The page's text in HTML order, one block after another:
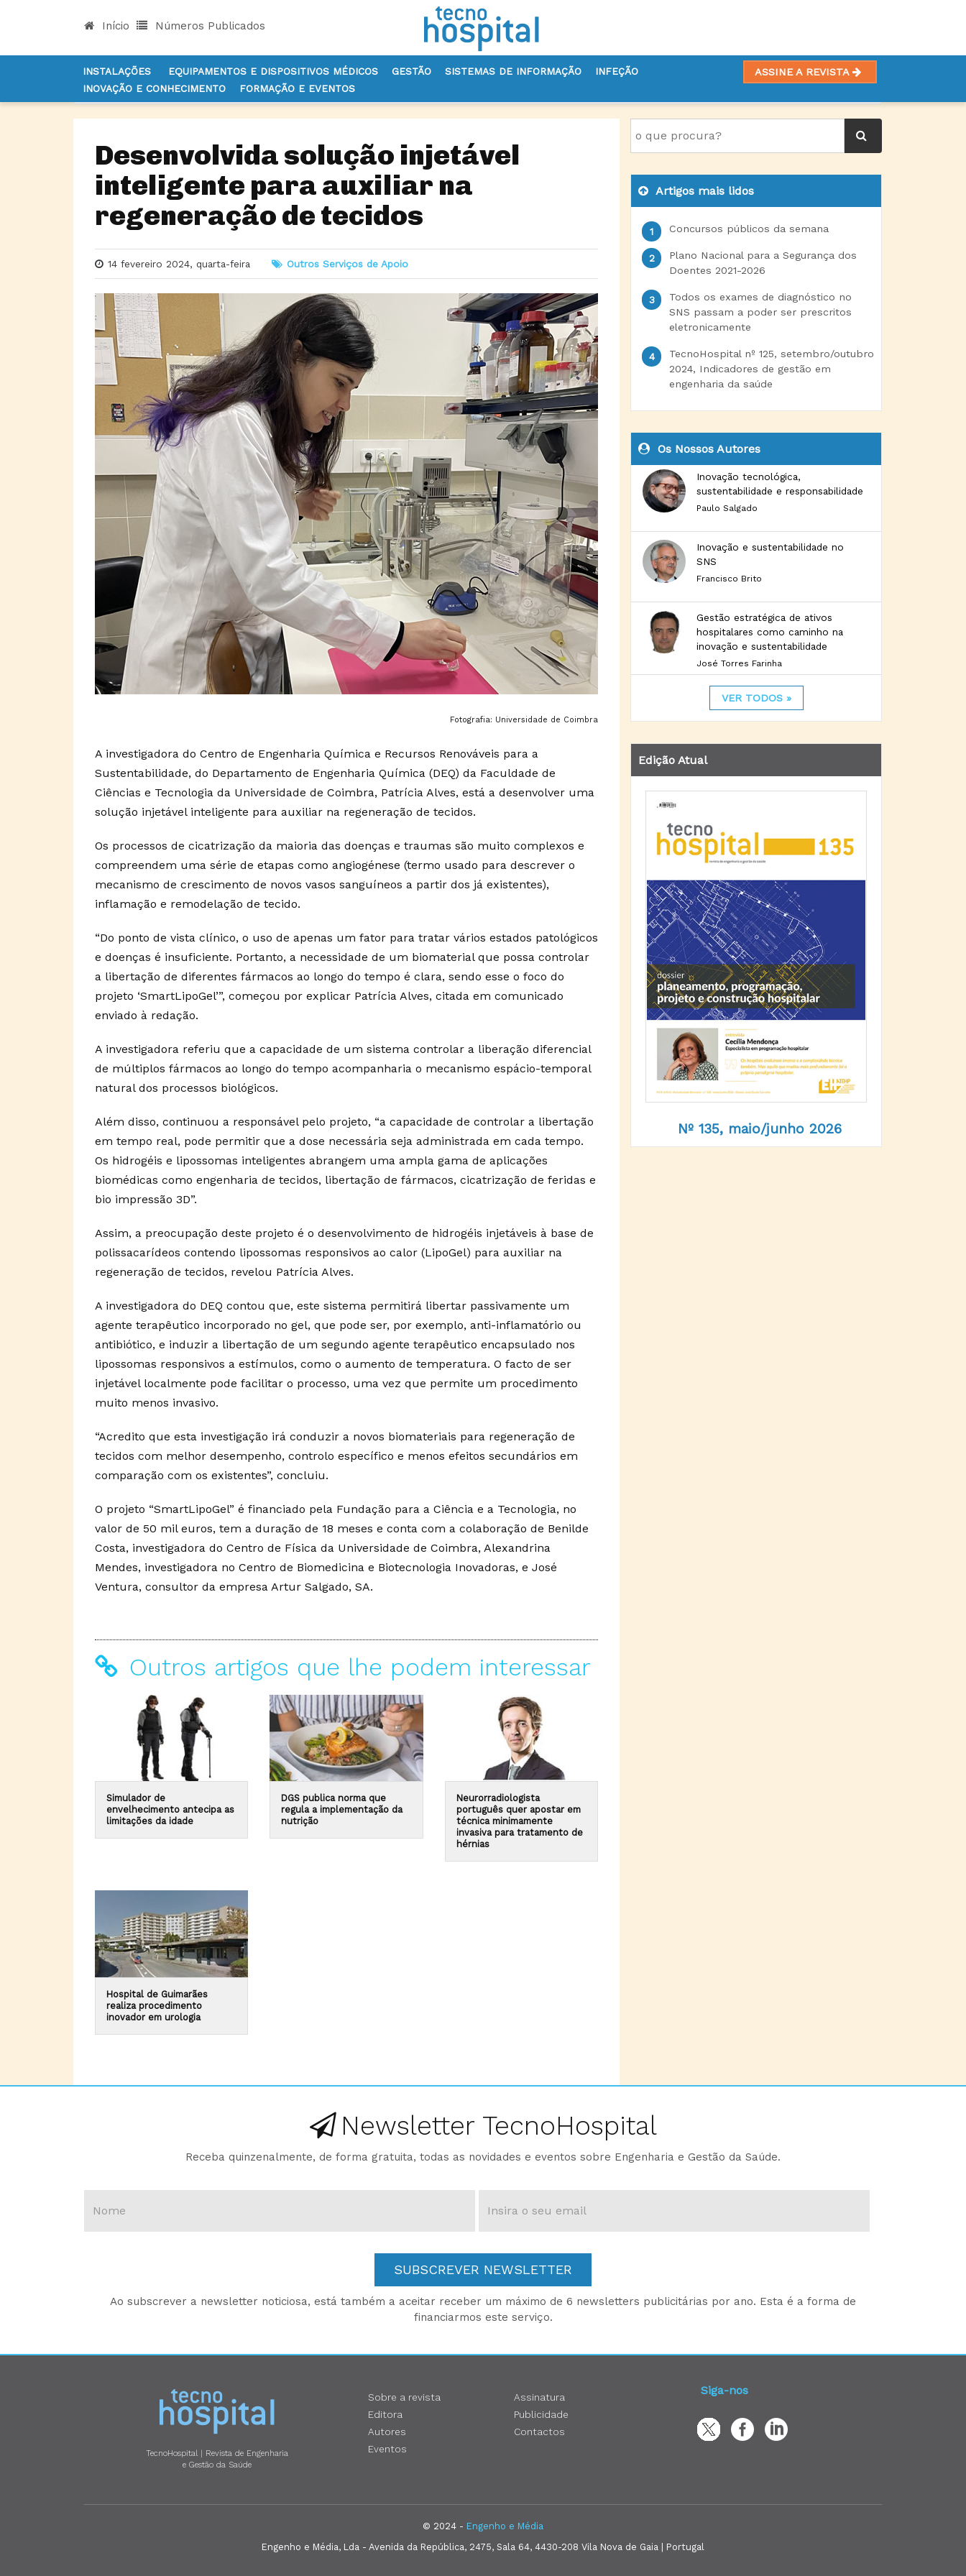
Início Números Publicados
INSTALAÇÕES EQUIPAMENTOS E DISPOSITIVOS MÉDICOS GESTÃO SISTEMAS DE INFORMAÇÃO
INFEÇÃO
INOVAÇÃO E CONHECIMENTO
FORMAÇÃO E EVENTOS
ASSINE A REVISTA
INÍCIO NOTÍCIAS OUTROS SERVIÇOS DE APOIO DESENVOLVIDA SOLUÇÃO INJETÁVEL INTELIGENTE PARA AUXILIAR NA REGENERAÇÃO DE TECIDOS
Desenvolvida solução injetável
inteligente para auxiliar na
regeneração de tecidos
14 fevereiro 2024, quarta-feira Outros Serviços de Apoio
Fotografia: Universidade de Coimbra
A investigadora do Centro de Engenharia Química e Recursos Renováveis para a
Sustentabilidade, do Departamento de Engenharia Química (DEQ) da Faculdade de
Ciências e Tecnologia da Universidade de Coimbra, Patrícia Alves, está a desenvolver uma
solução injetável inteligente para auxiliar na regeneração de tecidos.
Os processos de cicatrização da maioria das doenças e traumas são muito complexos e
compreendem uma série de etapas como angiogénese (termo usado para descrever o
mecanismo de crescimento de novos vasos sanguíneos a partir dos já existentes),
inflamação e remodelação de tecido.
“Do ponto de vista clínico, o uso de apenas um fator para tratar vários estados patológicos
e doenças é insuficiente. Portanto, a necessidade de um biomaterial que possa controlar
a libertação de diferentes fármacos ao longo do tempo é clara, sendo esse o foco do
projeto ‘SmartLipoGel’”, começou por explicar Patrícia Alves, citada em comunicado
enviado à redação.
A investigadora referiu que a capacidade de um sistema controlar a liberação diferencial
de múltiplos fármacos ao longo do tempo acompanharia o mecanismo espácio-temporal
natural dos processos biológicos.
Além disso, continuou a responsável pelo projeto, “a capacidade de controlar a libertação
em tempo real, pode permitir que a dose necessária seja administrada em cada tempo.
Os hidrogéis e lipossomas inteligentes abrangem uma ampla gama de aplicações
biomédicas como engenharia de tecidos, libertação de fármacos, cicatrização de feridas e
bio impressão 3D”.
Assim, a preocupação deste projeto é o desenvolvimento de hidrogéis injetáveis à base de
polissacarídeos contendo lipossomas responsivos ao calor (LipoGel) para auxiliar na
regeneração de tecidos, revelou Patrícia Alves.
A investigadora do DEQ contou que, este sistema permitirá libertar passivamente um
agente terapêutico incorporado no gel, que pode ser, por exemplo, anti-inflamatório ou
antibiótico, e induzir a libertação de um segundo agente terapêutico encapsulado nos
lipossomas responsivos a estímulos, como o aumento de temperatura. O facto de ser
injetável localmente pode facilitar o processo, uma vez que permite um procedimento
muito menos invasivo.
“Acredito que esta investigação irá conduzir a novos biomateriais para regeneração de
tecidos com melhor desempenho, controlo específico e menos efeitos secundários em
comparação com os existentes”, concluiu.
O projeto “SmartLipoGel” é financiado pela Fundação para a Ciência e a Tecnologia, no
valor de 50 mil euros, tem a duração de 18 meses e conta com a colaboração de Benilde
Costa, investigadora do Centro de Física da Universidade de Coimbra, Alexandrina
Mendes, investigadora no Centro de Biomedicina e Biotecnologia Inovadoras, e José
Ventura, consultor da empresa Artur Salgado, SA.
Outros artigos que lhe podem interessar
Simulador de
envelhecimento antecipa as
limitações da idade
DGS publica norma que
regula a implementação da
nutrição
Neurorradiologista
português quer apostar em
técnica minimamente
invasiva para tratamento de
hérnias
Hospital de Guimarães
realiza procedimento
inovador em urologia
Artigos mais lidos
Concursos públicos da semana
Plano Nacional para a Segurança dos
Doentes 2021-2026
Todos os exames de diagnóstico no
SNS passam a poder ser prescritos
eletronicamente
TecnoHospital nº 125, setembro/outubro
2024, Indicadores de gestão em
engenharia da saúde
Os Nossos Autores
Inovação tecnológica,
sustentabilidade e responsabilidade
Paulo Salgado
Inovação e sustentabilidade no
SNS
Francisco Brito
Gestão estratégica de ativos
hospitalares como caminho na
inovação e sustentabilidade
José Torres Farinha
VER TODOS »
Edição Atual
Nº 135, maio/junho 2026
Newsletter TecnoHospital
Receba quinzenalmente, de forma gratuita, todas as novidades e eventos sobre Engenharia e Gestão da Saúde.
SUBSCREVER NEWSLETTER
Ao subscrever a newsletter noticiosa, está também a aceitar receber um máximo de 6 newsletters publicitárias por ano. Esta é a forma de
financiarmos este serviço.
TecnoHospital | Revista de Engenharia
e Gestão da Saúde
Sobre a revista
Editora
Autores
Eventos
Assinatura
Publicidade
Contactos
Siga-nos
© 2024 - Engenho e Média
Engenho e Média, Lda - Avenida da República, 2475, Sala 64, 4430-208 Vila Nova de Gaia | Portugal